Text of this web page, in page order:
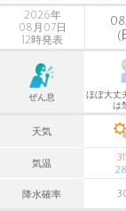
2026年
08月07日
12時発表
(
ぜん息
ほぼ大丈
は
天気
気温
31
28
降水確率